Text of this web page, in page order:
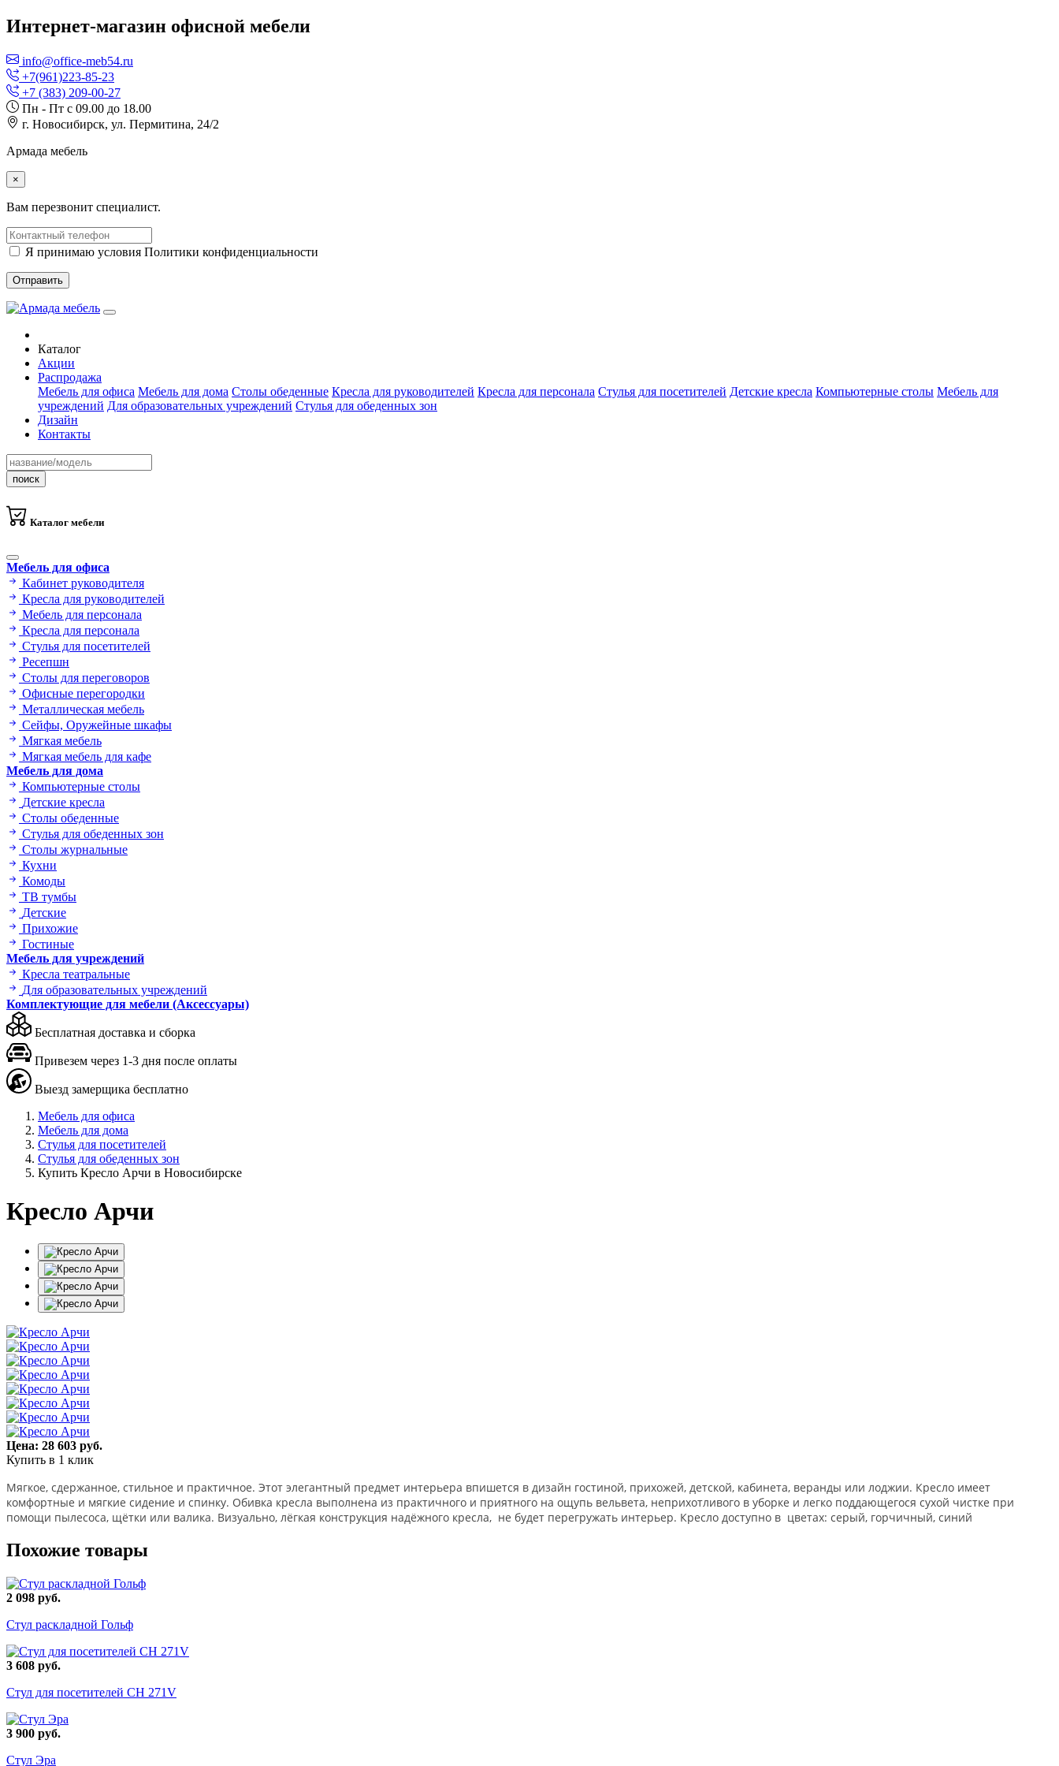
Интернет-магазин офисной мебели
info@office-meb54.ru
+7(961)223-85-23
+7 (383) 209-00-27
Пн - Пт с 09.00 до 18.00
г. Новосибирск, ул. Пермитина, 24/2
Армада мебель
×
Вам перезвонит специалист.
Я принимаю условия Политики конфиденциальности
Отправить
Каталог
Акции
Распродажа
Мебель для офиса Мебель для дома Столы обеденные Кресла для руководителей Кресла для персонала Стулья для посетителей Детские кресла Компьютерные столы Мебель для
учреждений Для образовательных учреждений Стулья для обеденных зон
Дизайн
Контакты
поиск
Каталог мебели
Мебель для офиса
Кабинет руководителя
Кресла для руководителей
Мебель для персонала
Кресла для персонала
Стулья для посетителей
Ресепшн
Столы для переговоров
Офисные перегородки
Металлическая мебель
Сейфы, Оружейные шкафы
Мягкая мебель
Мягкая мебель для кафе
Мебель для дома
Компьютерные столы
Детские кресла
Столы обеденные
Стулья для обеденных зон
Столы журнальные
Кухни
Комоды
ТВ тумбы
Детские
Прихожие
Гостиные
Мебель для учреждений
Кресла театральные
Для образовательных учреждений
Комплектующие для мебели (Аксессуары)
Бесплатная доставка и сборка
Привезем через 1-3 дня после оплаты
Выезд замерщика бесплатно
Мебель для офиса
Мебель для дома
Стулья для посетителей
Стулья для обеденных зон
Купить Кресло Арчи в Новосибирске
Кресло Арчи
Цена: 28 603 руб.
Купить в 1 клик
Мягкое, сдержанное, стильное и практичное. Этот элегантный предмет интерьера впишется в дизайн гостиной, прихожей, детской, кабинета, веранды или лоджии. Кресло имеет
комфортные и мягкие сидение и спинку. Обивка кресла выполнена из практичного и приятного на ощупь вельвета, неприхотливого в уборке и легко поддающегося сухой чистке при
помощи пылесоса, щётки или валика. Визуально, лёгкая конструкция надёжного кресла, не будет перегружать интерьер. Кресло доступно в цветах: серый, горчичный, синий
Похожие товары
2 098 руб.
Стул раскладной Гольф
3 608 руб.
Стул для посетителей СН 271V
3 900 руб.
Стул Эра